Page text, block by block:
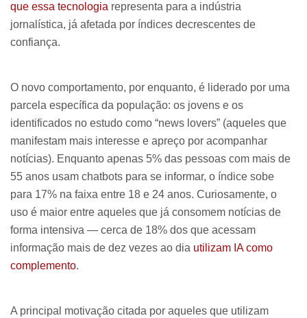
que essa tecnologia representa para a indústria
jornalística, já afetada por índices decrescentes de
confiança.
O novo comportamento, por enquanto, é liderado por uma
parcela específica da população: os jovens e os
identificados no estudo como “news lovers” (aqueles que
manifestam mais interesse e apreço por acompanhar
notícias). Enquanto apenas 5% das pessoas com mais de
55 anos usam chatbots para se informar, o índice sobe
para 17% na faixa entre 18 e 24 anos. Curiosamente, o
uso é maior entre aqueles que já consomem notícias de
forma intensiva — cerca de 18% dos que acessam
informação mais de dez vezes ao dia utilizam IA como
complemento.
A principal motivação citada por aqueles que utilizam